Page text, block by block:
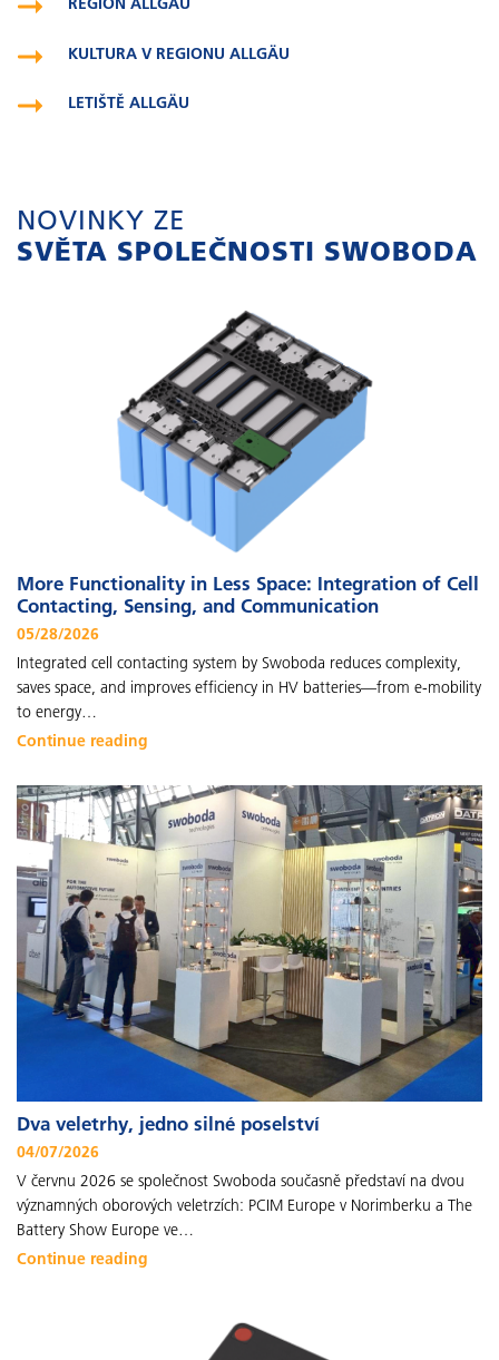
KULTURA V REGIONU ALLGÄU
LETIŠTĚ ALLGÄU
NOVINKY ZE
SVĚTA SPOLEČNOSTI SWOBODA
More Functionality in Less Space: Integration of Cell
Contacting, Sensing, and Communication
05/28/2026
Integrated cell contacting system by Swoboda reduces complexity,
saves space, and improves efficiency in HV batteries—from e-mobility
to energy…
Continue reading
Dva veletrhy, jedno silné poselství
04/07/2026
V červnu 2026 se společnost Swoboda současně představí na dvou
významných oborových veletrzích: PCIM Europe v Norimberku a The
Battery Show Europe ve…
Continue reading